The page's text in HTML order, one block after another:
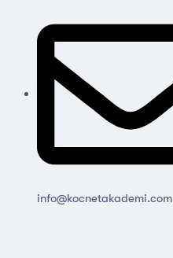
info@kocnetakademi.com